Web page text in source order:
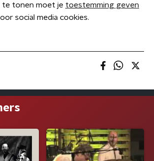
te tonen moet je toestemming geven
social media cookies.